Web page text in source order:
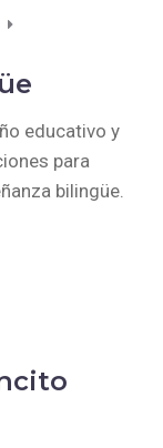
educativo y
para
bilingüe.